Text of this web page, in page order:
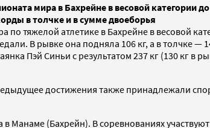
мира в Бахрейне в весовой категории
в толчке и в сумме двоеборья
тяжелой атлетике в Бахрейне в весовой
В рывке она подняла 106 кг, а в толчке —
Пэй Синьи с результатом 237 кг (130 кг в
достижения также принадлежали
Манаме (Бахрейн). В соревнованиях